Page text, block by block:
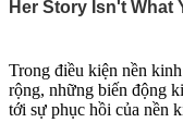
Trong điều kiện nền
rộng, những biến động
tới sự phục hồi của nền